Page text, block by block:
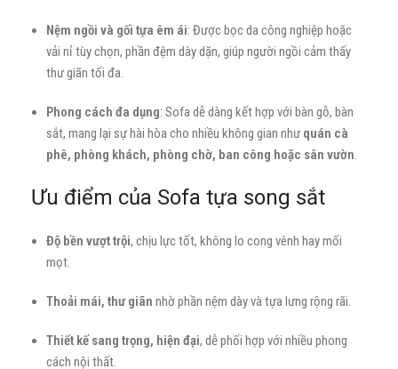
Nệm ngồi và gối tựa êm ái: Được bọc da công nghiệp hoặc
vải nỉ tùy chọn, phần đệm dày dặn, giúp người ngồi cảm thấy
thư giãn tối đa.
Phong cách đa dụng: Sofa dễ dàng kết hợp với bàn gỗ, bàn
sắt, mang lại sự hài hòa cho nhiều không gian như quán cà
phê, phòng khách, phòng chờ, ban công hoặc sân vườn.
Ưu điểm của Sofa tựa song sắt
Độ bền vượt trội, chịu lực tốt, không lo cong vênh hay mối
mọt.
Thoải mái, thư giãn nhờ phần nệm dày và tựa lưng rộng rãi.
Thiết kế sang trọng, hiện đại, dễ phối hợp với nhiều phong
cách nội thất.